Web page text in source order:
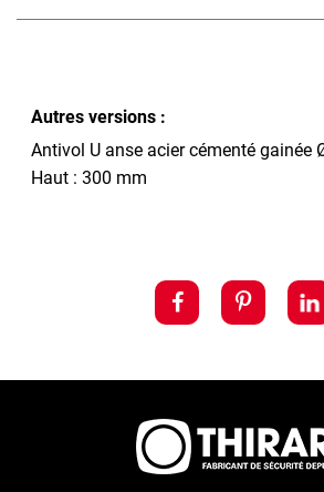
Autres versions :
Antivol U anse acier cémenté gainée
Haut : 300 mm